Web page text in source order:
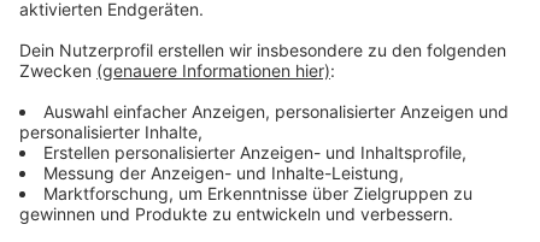
empfiehlt zwei Fahrstunden pro Woche. Je nach
Mehrkosten.
Anzeige